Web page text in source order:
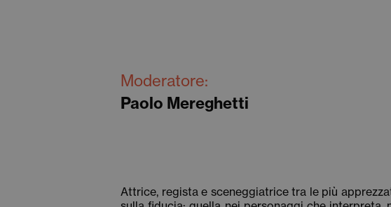
Moderatore:
Paolo Mereghetti
Attrice, regista e sceneggiatrice tra le più